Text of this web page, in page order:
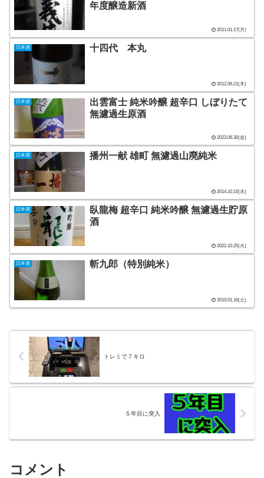
年度醸造新酒
2011.01.17(月)
日本酒 十四代 本丸
2012.06.21(木)
日本酒
出雲富士 純米吟醸 超辛口 しぼりたて
無濾過生原酒
2023.06.30(金)
日本酒 播州一献 雄町 無濾過山廃純米
2014.10.15(水)
日本酒
臥龍梅 超辛口 純米吟醸 無濾過生貯原
酒
2022.10.25(火)
日本酒 斬九郎（特別純米）
2010.01.16(土)
トレミで７キロ
５年目に突入
コメント